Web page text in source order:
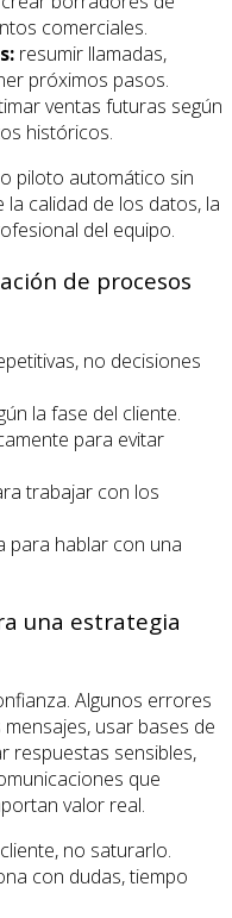
comerciales.
resumir llamadas,
próximos pasos.
ventas futuras según
históricos.
piloto automático sin
la calidad de los datos, la
del equipo.
de procesos
no decisiones
la fase del cliente.
para evitar
trabajar con los
para hablar con una
una estrategia
Algunos errores
usar bases de
respuestas sensibles,
que
valor real.
no saturarlo.
con dudas, tiempo